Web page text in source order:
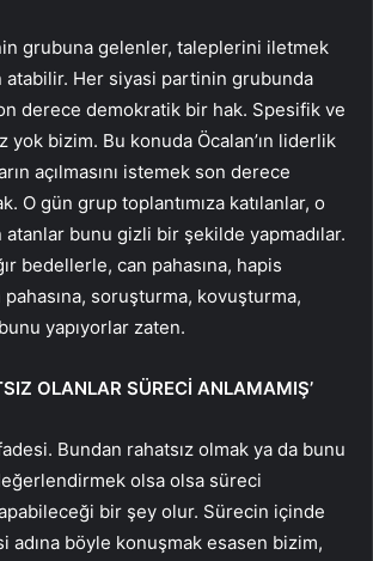
grubuna gelenler, taleplerini iletmek
atabilir. Her siyasi partinin grubunda
derece demokratik bir hak. Spesifik ve
yok bizim. Bu konuda Öcalan’ın liderlik
açılmasını istemek son derece
O gün grup toplantımıza katılanlar, o
bunu gizli bir şekilde yapmadılar.
bedellerle, can pahasına, hapis
pahasına, soruşturma, kovuşturma,
yapıyorlar zaten.
OLANLAR SÜRECİ ANLAMAMIŞ’
Bundan rahatsız olmak ya da bunu
olsa olsa süreci
bir şey olur. Sürecin içinde
adına böyle konuşmak esasen bizim,